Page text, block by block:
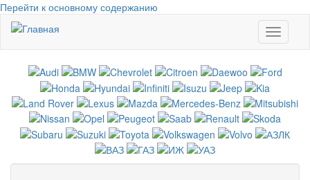
Перейти к основному содержанию
Toggle